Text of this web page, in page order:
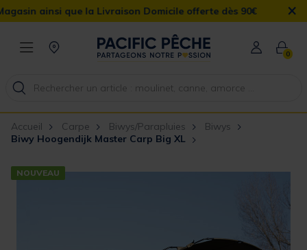
que la Livraison Domicile offerte dès 90€ ×
0
Accueil Carpe Biwys/Parapluies
Biwys
Biwy Hoogendijk Master Carp Big XL
NOUVEAU